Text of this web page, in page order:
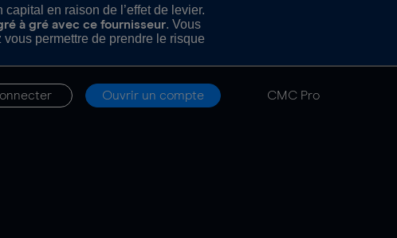
en raison de l’effet de levier.
à gré avec ce fournisseur. Vous
permettre de prendre le risque
Ouvrir un compte CMC Pro